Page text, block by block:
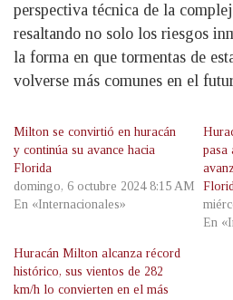
perspectiva técnica de la
resaltando no solo los riesgos
la forma en que tormentas de
volverse más comunes en el
Milton se convirtió en huracán
y continúa su avance hacia
Florida
domingo, 6 octubre 2024 8:15 AM
En «Internacionales»
pasa
En
Huracán Milton alcanza récord
histórico, sus vientos de 282
km/h lo convierten en el más